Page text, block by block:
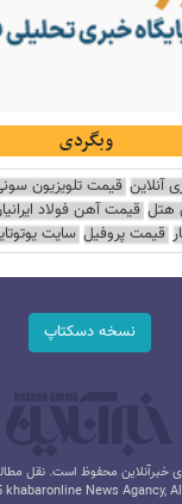
وبگردی
آنلاین قیمت تلویزیون
هتل قیمت آهن فولاد
قیمت پروفیل سایت
نسخه دسکتاپ
خبرآنلاین محفوظ است. نقل
News Agancy,